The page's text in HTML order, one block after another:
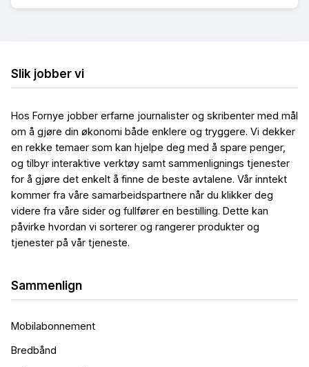
Slik jobber vi
Hos Fornye jobber erfarne journalister og skribenter med mål
om å gjøre din økonomi både enklere og tryggere. Vi dekker
en rekke temaer som kan hjelpe deg med å spare penger,
og tilbyr interaktive verktøy samt sammenlignings tjenester
for å gjøre det enkelt å finne de beste avtalene. Vår inntekt
kommer fra våre samarbeidspartnere når du klikker deg
videre fra våre sider og fullfører en bestilling. Dette kan
påvirke hvordan vi sorterer og rangerer produkter og
tjenester på vår tjeneste.
Sammenlign
Mobilabonnement
Bredbånd